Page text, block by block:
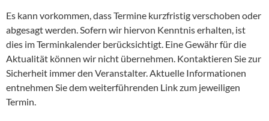
Es kann vorkommen, dass Termine kurzfristig verschoben oder
abgesagt werden. Sofern wir hiervon Kenntnis erhalten, ist
dies im Terminkalender berücksichtigt. Eine Gewähr für die
Aktualität können wir nicht übernehmen. Kontaktieren Sie zur
Sicherheit immer den Veranstalter. Aktuelle Informationen
entnehmen Sie dem weiterführenden Link zum jeweiligen
Termin.